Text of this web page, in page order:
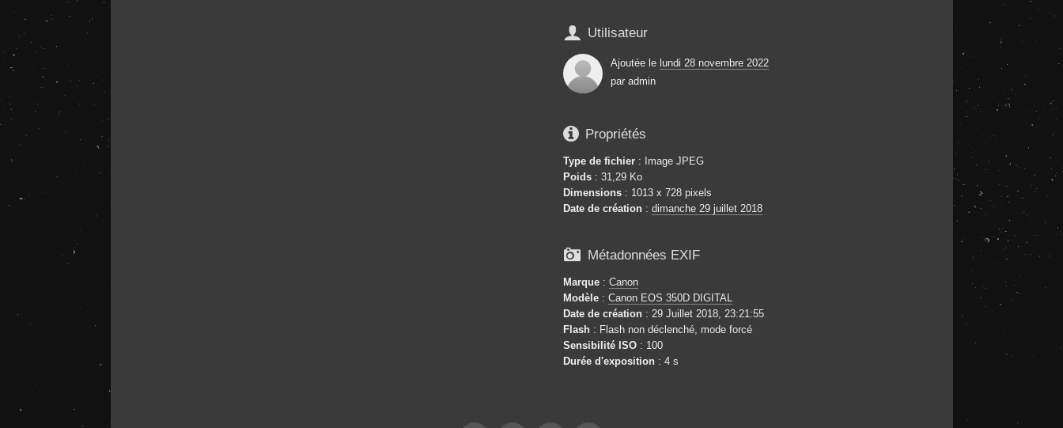
 Utilisateur
Ajoutée le lundi 28 novembre 2022
par admin
 Propriétés
Type de fichier : Image JPEG
Poids : 31,29 Ko
Dimensions : 1013 x 728 pixels
Date de création : dimanche 29 juillet 2018
 Métadonnées EXIF
Marque : Canon
Modèle : Canon EOS 350D DIGITAL
Date de création : 29 Juillet 2018, 23:21:55
Flash : Flash non déclenché, mode forcé
Sensibilité ISO : 100
Durée d'exposition : 4 s